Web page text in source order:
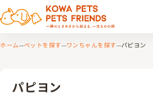
ホーム ペットを探す ワンちゃんを探す パピヨン
パピヨン